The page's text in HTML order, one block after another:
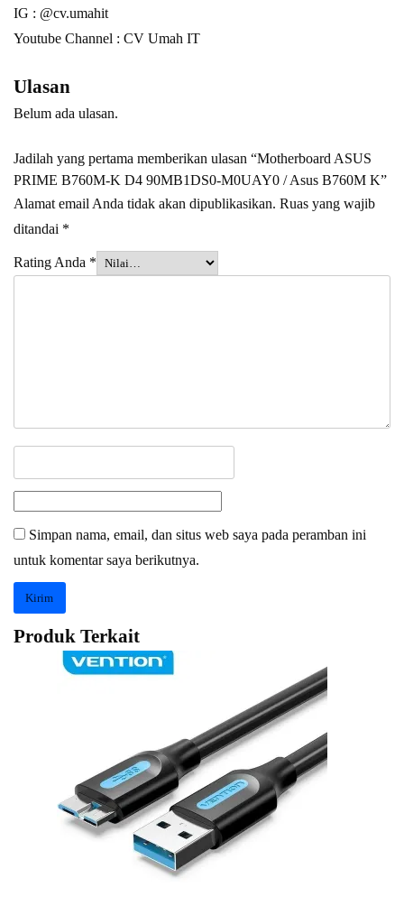
IG : @cv.umahit
Youtube Channel : CV Umah IT
Ulasan
Belum ada ulasan.
Jadilah yang pertama memberikan ulasan “Motherboard ASUS
PRIME B760M-K D4 90MB1DS0-M0UAY0 / Asus B760M K”
Alamat email Anda tidak akan dipublikasikan. Ruas yang wajib
ditandai *
Rating Anda *
Simpan nama, email, dan situs web saya pada peramban ini
untuk komentar saya berikutnya.
Produk Terkait